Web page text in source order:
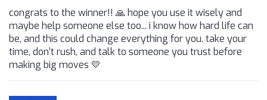
congrats to the winner!! 🙏 hope you use it wisely and
maybe help someone else too... i know how hard life can
be, and this could change everything for you. take your
time, don’t rush, and talk to someone you trust before
making big moves 💛